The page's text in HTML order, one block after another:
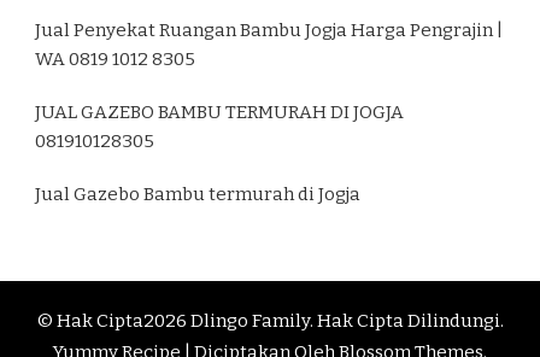
Jual Penyekat Ruangan Bambu Jogja Harga Pengrajin |
WA 0819 1012 8305
JUAL GAZEBO BAMBU TERMURAH DI JOGJA
081910128305
Jual Gazebo Bambu termurah di Jogja
© Hak Cipta2026 Dlingo Family. Hak Cipta Dilindungi.
Yummy Recipe | Diciptakan Oleh Blossom Themes.